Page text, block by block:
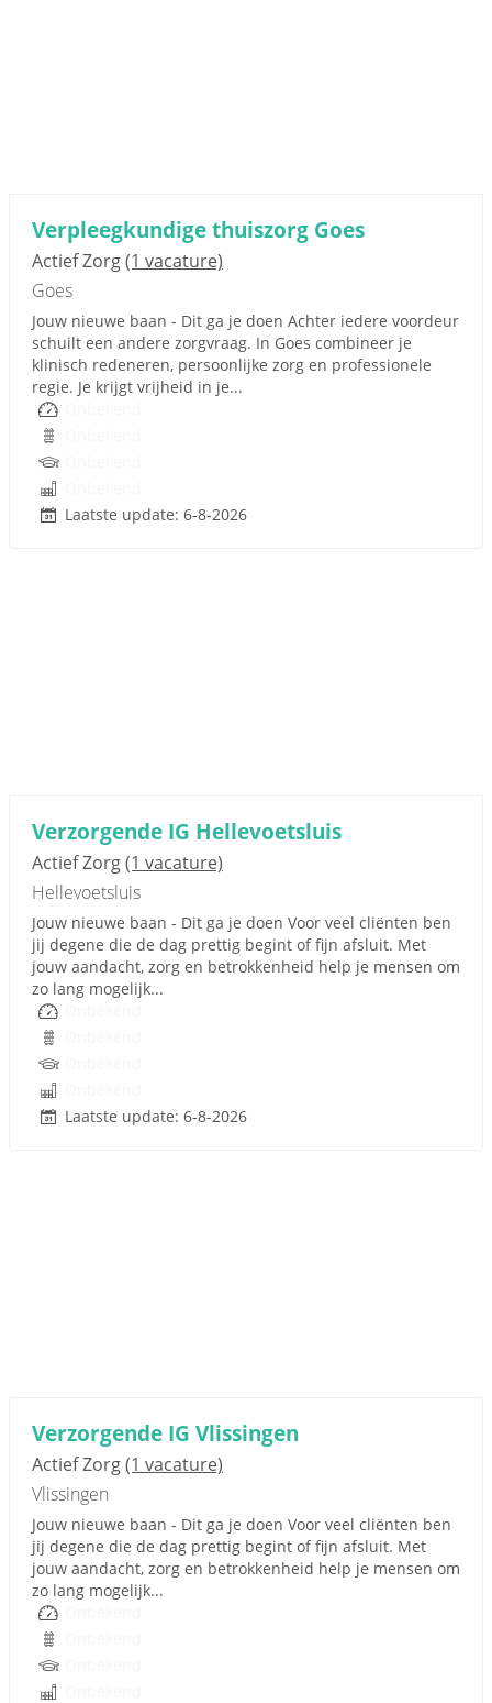
Verpleegkundige thuiszorg Goes
Actief Zorg(1 vacature)
Goes
Jouw nieuwe baan - Dit ga je doen Achter iedere voordeur
schuilt een andere zorgvraag. In Goes combineer je
klinisch redeneren, persoonlijke zorg en professionele
regie. Je krijgt vrijheid in je...
Laatste update: 6-8-2026
Verzorgende IG Hellevoetsluis
Actief Zorg(1 vacature)
Hellevoetsluis
Jouw nieuwe baan - Dit ga je doen Voor veel cliënten ben
jij degene die de dag prettig begint of fijn afsluit. Met
jouw aandacht, zorg en betrokkenheid help je mensen om
zo lang mogelijk...
Laatste update: 6-8-2026
Verzorgende IG Vlissingen
Actief Zorg(1 vacature)
Vlissingen
Jouw nieuwe baan - Dit ga je doen Voor veel cliënten ben
jij degene die de dag prettig begint of fijn afsluit. Met
jouw aandacht, zorg en betrokkenheid help je mensen om
zo lang mogelijk...